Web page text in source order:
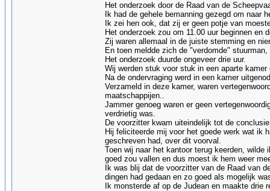
Het onderzoek door de Raad van de
Ik had de gehele bemanning gezegd om
Ik zei hen ook, dat zij er geen potje van
Het onderzoek zou om 11.00 uur beginnen
Zij waren allemaal in de juiste stemming en
En toen meldde zich de "verdomde"
Het onderzoek duurde ongeveer drie uur.
Wij werden stuk voor stuk in een aparte
Na de ondervraging werd in een kamer
Verzameld in deze kamer, waren
maatschappijen..
Jammer genoeg waren er geen
verdrietig was.
De voorzitter kwam uiteindelijk tot de
Hij feliciteerde mij voor het goede werk wat ik
geschreven had, over dit voorval.
Toen wij naar het kantoor terug keerden,
goed zou vallen en dus moest ik hem weer
Ik was blij dat de voorzitter van de Raad van
dingen had gedaan en zo goed als mogelijk
Ik monsterde af op de Judean en maakte drie